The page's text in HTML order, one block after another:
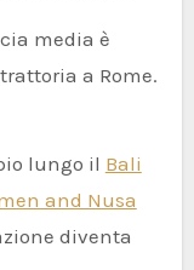
media è
a Rome.
lungo il Bali
and Nusa
diventa